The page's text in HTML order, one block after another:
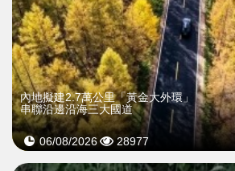
內地擬建2.7萬公里「黃金大外環」
串聯沿邊沿海三大國道
06/08/2026 28977